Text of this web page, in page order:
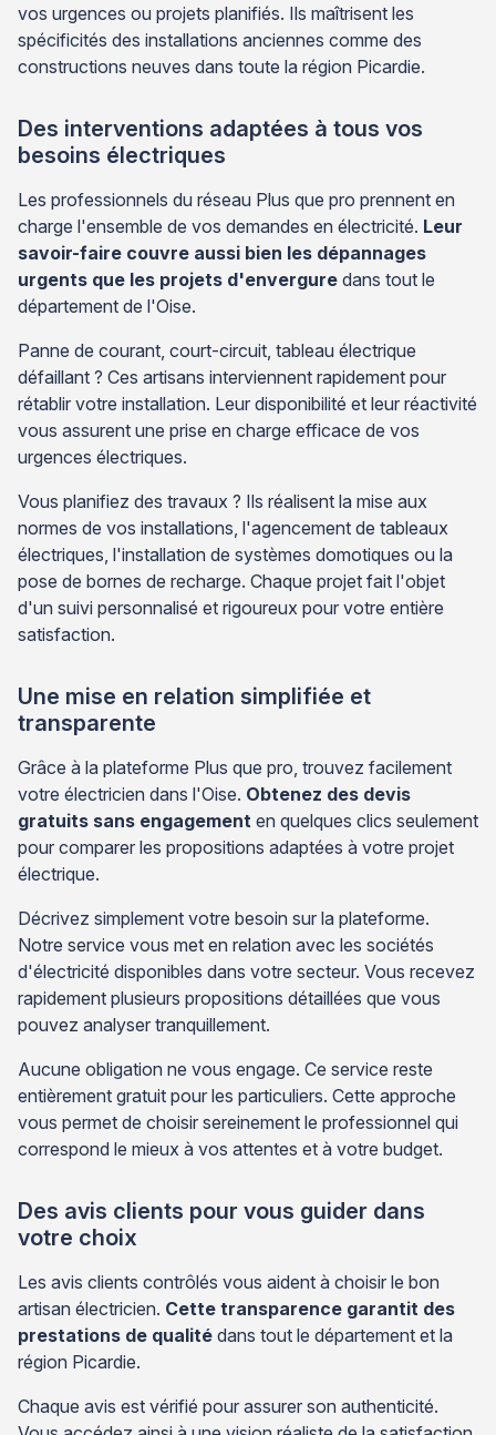
vos urgences ou projets planifiés. Ils maîtrisent les
spécificités des installations anciennes comme des
constructions neuves dans toute la région Picardie.
Des interventions adaptées à tous vos
besoins électriques
Les professionnels du réseau Plus que pro prennent en
charge l'ensemble de vos demandes en électricité. Leur
savoir-faire couvre aussi bien les dépannages
urgents que les projets d'envergure dans tout le
département de l'Oise.
Panne de courant, court-circuit, tableau électrique
défaillant ? Ces artisans interviennent rapidement pour
rétablir votre installation. Leur disponibilité et leur réactivité
vous assurent une prise en charge efficace de vos
urgences électriques.
Vous planifiez des travaux ? Ils réalisent la mise aux
normes de vos installations, l'agencement de tableaux
électriques, l'installation de systèmes domotiques ou la
pose de bornes de recharge. Chaque projet fait l'objet
d'un suivi personnalisé et rigoureux pour votre entière
satisfaction.
Une mise en relation simplifiée et
transparente
Grâce à la plateforme Plus que pro, trouvez facilement
votre électricien dans l'Oise. Obtenez des devis
gratuits sans engagement en quelques clics seulement
pour comparer les propositions adaptées à votre projet
électrique.
Décrivez simplement votre besoin sur la plateforme.
Notre service vous met en relation avec les sociétés
d'électricité disponibles dans votre secteur. Vous recevez
rapidement plusieurs propositions détaillées que vous
pouvez analyser tranquillement.
Aucune obligation ne vous engage. Ce service reste
entièrement gratuit pour les particuliers. Cette approche
vous permet de choisir sereinement le professionnel qui
correspond le mieux à vos attentes et à votre budget.
Des avis clients pour vous guider dans
votre choix
Les avis clients contrôlés vous aident à choisir le bon
artisan électricien. Cette transparence garantit des
prestations de qualité dans tout le département et la
région Picardie.
Chaque avis est vérifié pour assurer son authenticité.